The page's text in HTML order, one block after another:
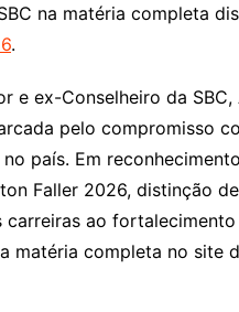
na matéria completa
.
e ex-Conselheiro da
pelo compromisso
país. Em
Faller 2026, distinção
ao
matéria completa no site